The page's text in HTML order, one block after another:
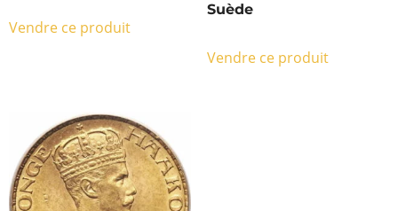
Vendre ce produit
Suède
Vendre ce produit